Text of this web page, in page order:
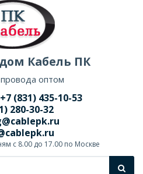
Кабель ПК
оптом
(831) 435-10-53
280-30-32
с 8.00 до 17.00 по Москве